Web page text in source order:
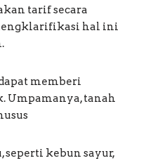
tarif secara
hal ini
memberi
Umpamanya, tanah
kebun sayur,